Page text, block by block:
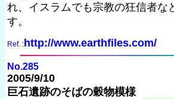
れ、イスラムでも宗教の狂信者な
す。
Ref. : http://www.earthfiles.com/
No.285
2005/9/10
巨石遺跡のそばの穀物模様